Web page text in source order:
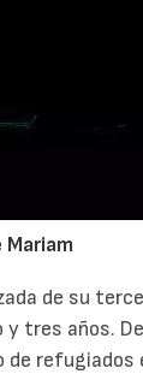
de su
y tres años.
de